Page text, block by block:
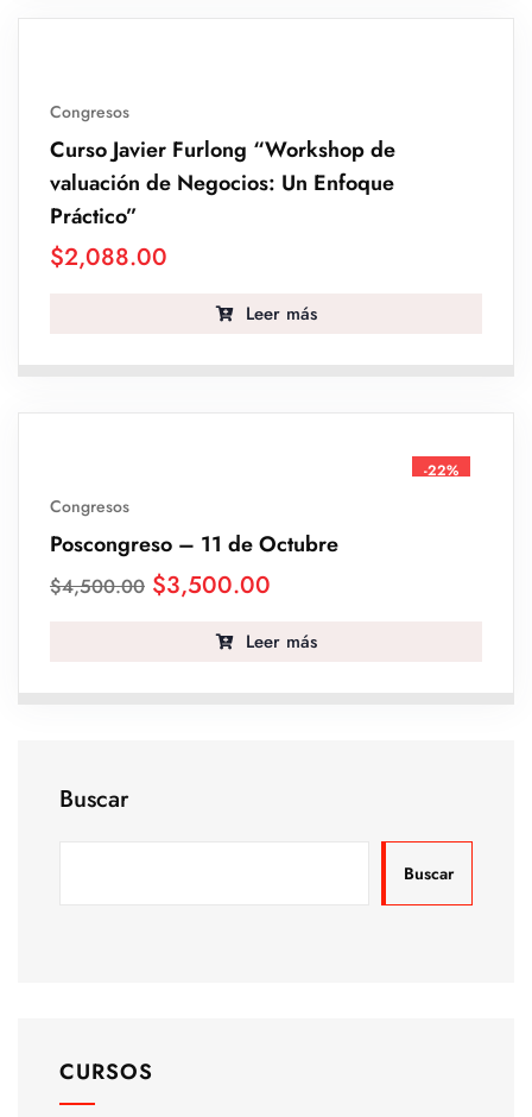
Congresos
Curso Javier Furlong “Workshop de
valuación de Negocios: Un Enfoque
Práctico”
$2,088.00
Leer más
-22%
Congresos
Poscongreso – 11 de Octubre
$4,500.00 $3,500.00
Leer más
Buscar
Buscar
CURSOS